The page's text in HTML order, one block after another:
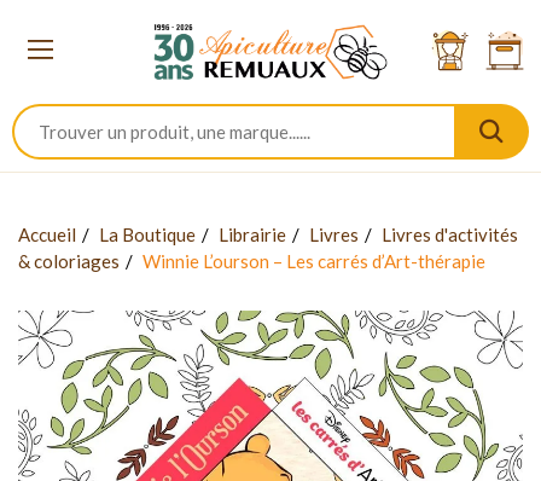
Accueil La Boutique Librairie Livres
Livres d'activités
& coloriages
Winnie L’ourson – Les carrés d’Art-thérapie